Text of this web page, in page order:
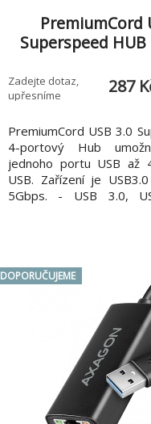
PremiumCord
Superspeed
Zadejte dotaz,
upřesníme
287
PremiumCord USB 3.0
4-portový Hub
jednoho portu USB až
USB. Zařízení je
5Gbps. - USB 3.0,
USB3.0 portu
DOPORUČUJEME